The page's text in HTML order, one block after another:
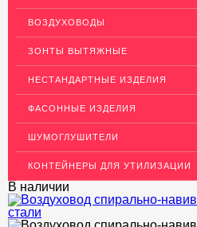
ДЕКОРАТИВНЫЙ УГОЛОК
МЕТАЛЛИЧЕСКИЕ ПОРОГИ
РАСКЛАДКА, ПЛИНТУС
ПОТОЛКИ
АКЦИИ
НЕДОРОГОЙ МЕТАЛЛОПРОКАТ
ВОЗДУХОВОДЫ
ЗОНТЫ ВЫТЯЖНЫЕ
НЕСТАНДАРТНЫЕ ИЗДЕЛИЯ
ФАСОННЫЕ ИЗДЕЛИЯ
ШУМОГЛУШИТЕЛИ
КОНТЕЙНЕРЫ ДЛЯ УТИЛИЗАЦИИ
В наличии